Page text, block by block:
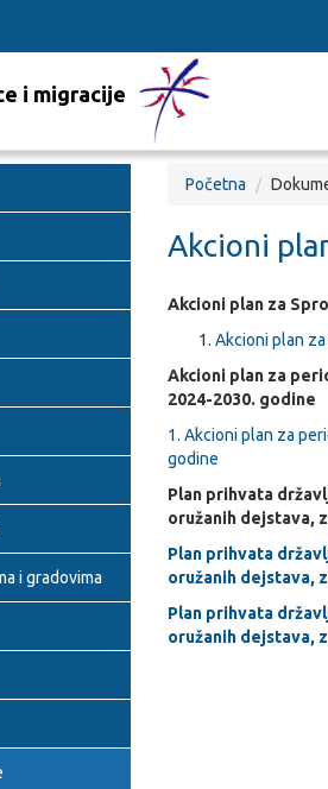
i migracije
i gradovima
Početna
Akcioni
Akcioni plan za
Akcioni plan
Akcioni plan za
2024-2030. godine
1. Akcioni plan za
godine
Plan prihvata
oružanih dejstava,
Plan prihvata
oružanih dejstava,
Plan prihvata
oružanih dejstava,